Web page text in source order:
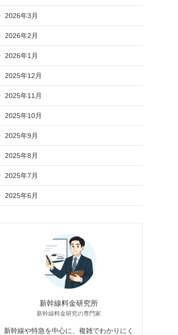
2026年3月
2026年2月
2026年1月
2025年12月
2025年11月
2025年10月
2025年9月
2025年8月
2025年7月
2025年6月
新幹線料金研究所
新幹線料金研究の専門家
新幹線や特急を中心に、複雑でわかりにく